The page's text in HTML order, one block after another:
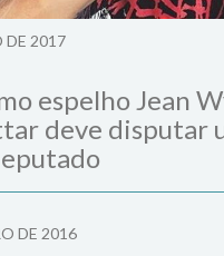
DE 2017
espelho Jean
deve disputar
DE 2016